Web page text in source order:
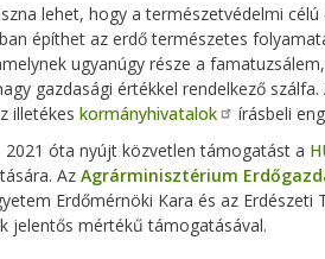
lehet, hogy a természetvédelmi
építhet az erdő természetes
ugyanúgy része a
gazdasági értékkel rendelkező
illetékes kormányhivatalok
írásbeli
2021 óta nyújt közvetlen támogatást a
Az Agrárminisztérium
Erdőmérnöki Kara és az
jelentős mértékű támogatásával.